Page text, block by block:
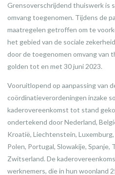
Grensoverschrijdend thuiswerk is
omvang toegenomen. Tijdens de
maatregelen getroffen om te
het gebied van de sociale
door de toegenomen omvang van
golden tot en met 30 juni 2023.
Vooruitlopend op aanpassing van
coördinatieverordeningen inzake
kaderovereenkomst tot stand
ondertekend door Nederland,
Kroatië, Liechtenstein,
Polen, Portugal, Slowakije, Spanje,
Zwitserland. De
werknemers, die in hun woonland